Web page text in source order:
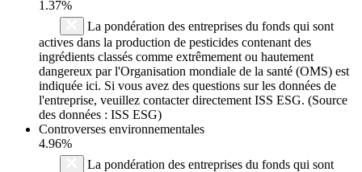
1.37%
La pondération des entreprises du fonds qui sont
actives dans la production de pesticides contenant des
ingrédients classés comme extrêmement ou hautement
dangereux par l'Organisation mondiale de la santé (OMS) est
indiquée ici. Si vous avez des questions sur les données de
l'entreprise, veuillez contacter directement ISS ESG. (Source
des données : ISS ESG)
Controverses environnementales
4.96%
La pondération des entreprises du fonds qui sont